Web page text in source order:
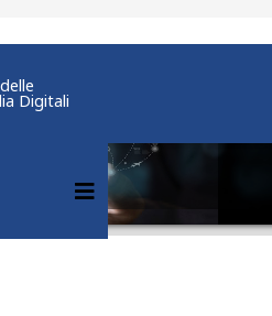
Digitali